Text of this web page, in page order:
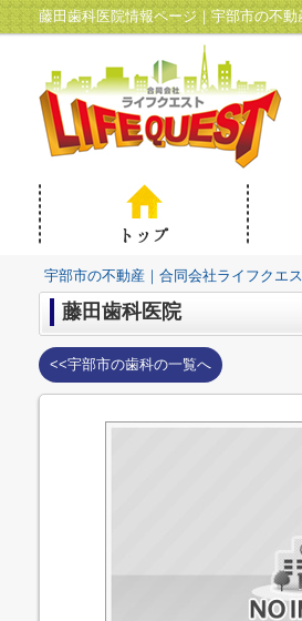
藤田歯科医院情報ページ｜宇部市の不
宇部市の不動産｜合同会社ライフクエ
藤田歯科医院
<<宇部市の歯科の一覧へ